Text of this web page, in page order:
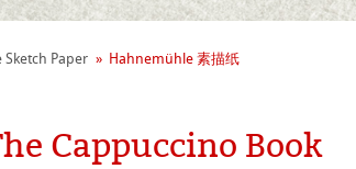
Paper Hahnemühle 素描纸
Cappuccino Book